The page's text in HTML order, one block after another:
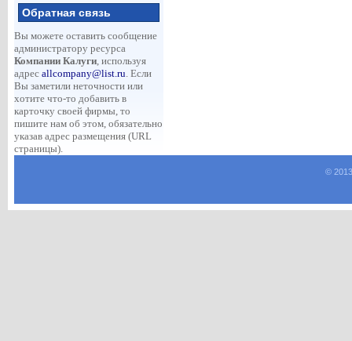
Обратная связь
Вы можете оставить сообщение
администратору ресурса
Компании Калуги, используя
адрес allcompany@list.ru. Если
Вы заметили неточности или
хотите что-то добавить в
карточку своей фирмы, то
пишите нам об этом, обязательно
указав адрес размещения (URL
страницы).
©